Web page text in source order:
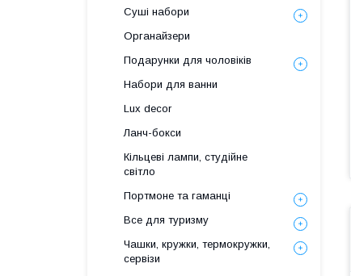
Суші набори
Органайзери
Подарунки для чоловіків
Набори для ванни
Lux decor
Ланч-бокси
Кільцеві лампи, студійне
світло
Портмоне та гаманці
Все для туризму
Чашки, кружки, термокружки,
сервізи